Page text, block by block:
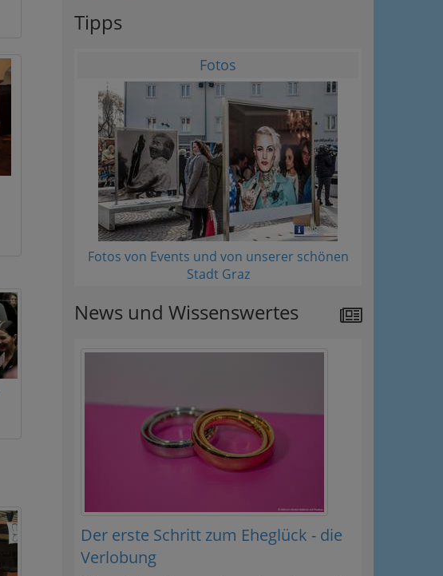
Tipps
Fotos
Fotos von Events und von unserer schönen
Stadt Graz
News und Wissenswertes
Der erste Schritt zum Eheglück - die
Verlobung